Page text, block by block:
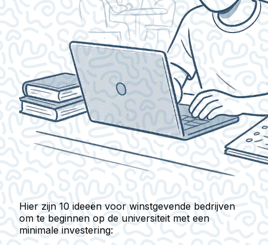
Hier zijn 10 ideeën voor winstgevende bedrijven
om te beginnen op de universiteit met een
minimale investering: